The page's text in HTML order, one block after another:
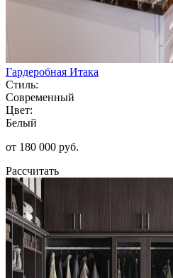
Гардеробная Итака
Стиль:
Современный
Цвет:
Белый
от 180 000 руб.
Рассчитать